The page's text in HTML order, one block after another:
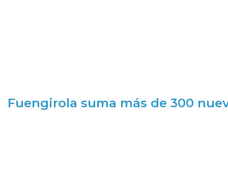
Fuengirola suma más de 300